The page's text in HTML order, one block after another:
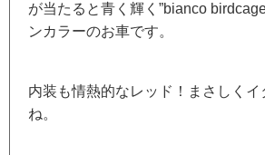
が当たると青く輝く”bianco
ンカラーのお車です。
内装も情熱的なレッド！まさしくイ
ね。